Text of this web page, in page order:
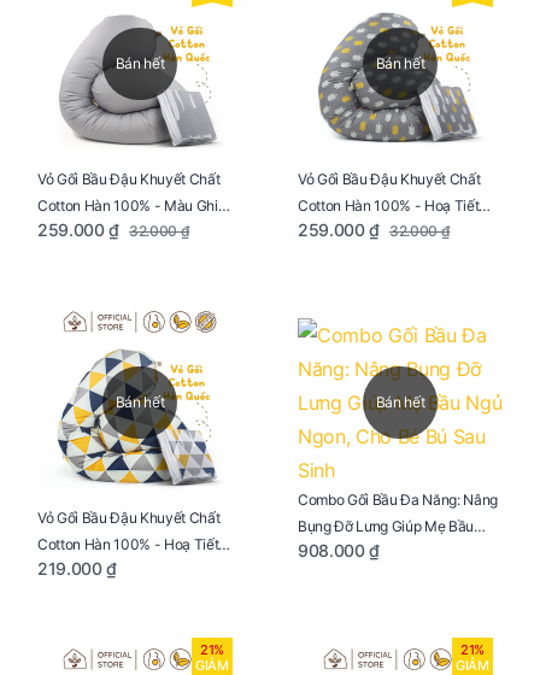
Bán hết
Vỏ Gối Bầu Đậu Khuyết Chất
Cotton Hàn 100% - Màu Ghi
Xám
259.000 ₫ 32.000 ₫
Bán hết
Vỏ Gối Bầu Đậu Khuyết Chất
Cotton Hàn 100% - Hoạ Tiết
Xương Cá
259.000 ₫ 32.000 ₫
Bán hết
Vỏ Gối Bầu Đậu Khuyết Chất
Cotton Hàn 100% - Hoạ Tiết
Tam Giác
219.000 ₫
Bán hết
Combo Gối Bầu Đa Năng: Nâng
Bụng Đỡ Lưng Giúp Mẹ Bầu
Ngủ Ngon, Cho Bé Bú Sau Sinh
908.000 ₫
21%
GIẢM
21%
GIẢM